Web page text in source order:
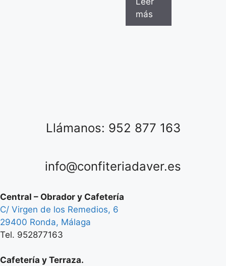
más
Llámanos: 952 877 163
info@confiteriadaver.es
Central – Obrador y Cafetería
C/ Virgen de los Remedios, 6
29400 Ronda, Málaga
Tel. 952877163
Cafetería y Terraza.